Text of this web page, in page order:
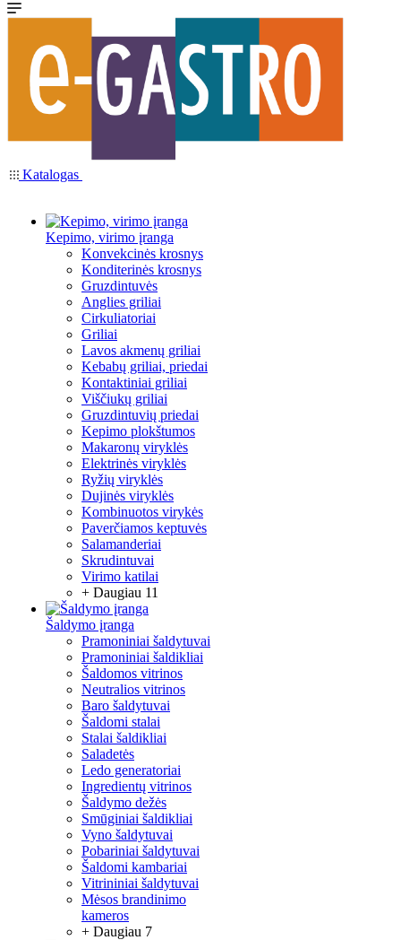
Katalogas
Kepimo, virimo įranga
Konvekcinės krosnys
Konditerinės krosnys
Gruzdintuvės
Anglies griliai
Cirkuliatoriai
Griliai
Lavos akmenų griliai
Kebabų griliai, priedai
Kontaktiniai griliai
Viščiukų griliai
Gruzdintuvių priedai
Kepimo plokštumos
Makaronų viryklės
Elektrinės viryklės
Ryžių viryklės
Dujinės viryklės
Kombinuotos virykės
Paverčiamos keptuvės
Salamanderiai
Skrudintuvai
Virimo katilai
+ Daugiau 11
Šaldymo įranga
Pramoniniai šaldytuvai
Pramoniniai šaldikliai
Šaldomos vitrinos
Neutralios vitrinos
Baro šaldytuvai
Šaldomi stalai
Stalai šaldikliai
Saladetės
Ledo generatoriai
Ingredientų vitrinos
Šaldymo dežės
Smūginiai šaldikliai
Vyno šaldytuvai
Pobariniai šaldytuvai
Šaldomi kambariai
Vitrininiai šaldytuvai
Mėsos brandinimo
kameros
+ Daugiau 7